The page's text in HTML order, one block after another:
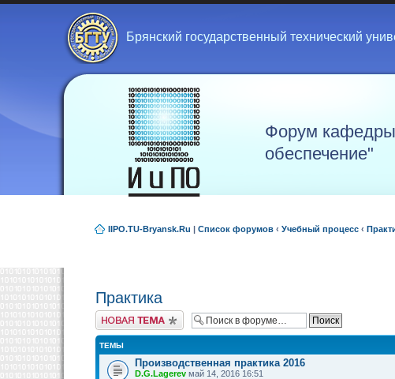
Брянский государственный технический
Форум
обеспечение"
IIPO.TU-Bryansk.Ru | Список форумов ‹ Учебный процесс ‹
Практика
Новая тема
ТЕМЫ
Производственная практика 2016
D.G.Lagerev май 14, 2016 16:51